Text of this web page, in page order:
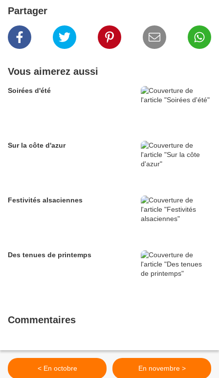
Partager
Vous aimerez aussi
Soirées d'été
Sur la côte d'azur
Festivités alsaciennes
Des tenues de printemps
Commentaires
< En octobre En novembre >